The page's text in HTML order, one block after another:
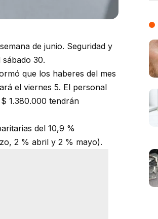
de junio. Seguridad y
30.
que los haberes del mes
el viernes 5. El personal
1.380.000 tendrán
del 10,9 %
2 % abril y 2 % mayo).